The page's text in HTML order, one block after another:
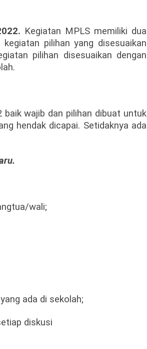
Kegiatan MPLS memiliki dua
pilihan yang disesuaikan
pilihan disesuaikan dengan
baik wajib dan pilihan dibuat untuk
hendak dicapai. Setidaknya ada
wali;
ada di sekolah;
diskusi